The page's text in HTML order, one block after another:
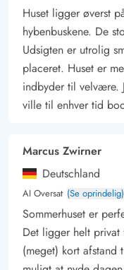
Huset ligger øverst
hybenbuskene. De
Udsigten er utrolig
placeret. Huset er
indbyder til velvære.
ville til enhver tid
Marcus Zwirner
Deutschland
AI Oversat (Se oprindelig)
Sommerhuset er
Det ligger helt
(meget) kort afstand